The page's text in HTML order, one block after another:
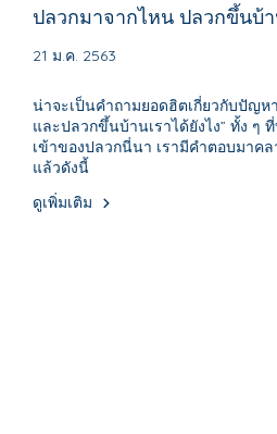
ปลวกมาจากไหน ปลวกขึ้นบ้า
21 ม.ค. 2563
น่าจะเป็นคำถามยอดฮิตเกี่ยวกับปัญห
และปลวกขึ้นบ้านเราได้ยังไง” ทั้ง ๆ
เข้าของปลวกนี่นา เรามีคำตอบมาค
แล้วดังนี้
ดูเพิ่มเติม